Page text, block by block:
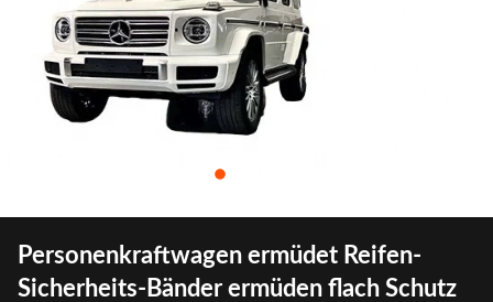
Personenkraftwagen ermüdet Reifen-
Sicherheits-Bänder ermüden flach Schutz